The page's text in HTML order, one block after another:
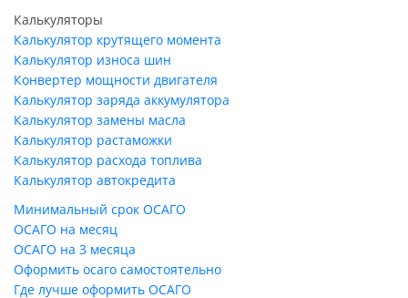
Калькуляторы
Калькулятор крутящего момента
Калькулятор износа шин
Конвертер мощности двигателя
Калькулятор заряда аккумулятора
Калькулятор замены масла
Калькулятор растаможки
Калькулятор расхода топлива
Калькулятор автокредита
Минимальный срок ОСАГО
ОСАГО на месяц
ОСАГО на 3 месяца
Оформить осаго самостоятельно
Где лучше оформить ОСАГО